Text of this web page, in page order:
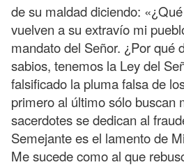
de su maldad diciendo:
vuelven a su extravío mi
mandato del Señor. ¿Por qué
sabios, tenemos la Ley del
falsificado la pluma falsa de
primero al último sólo buscan
sacerdotes se dedican al
Semejante es el lamento de
Me sucede como al que